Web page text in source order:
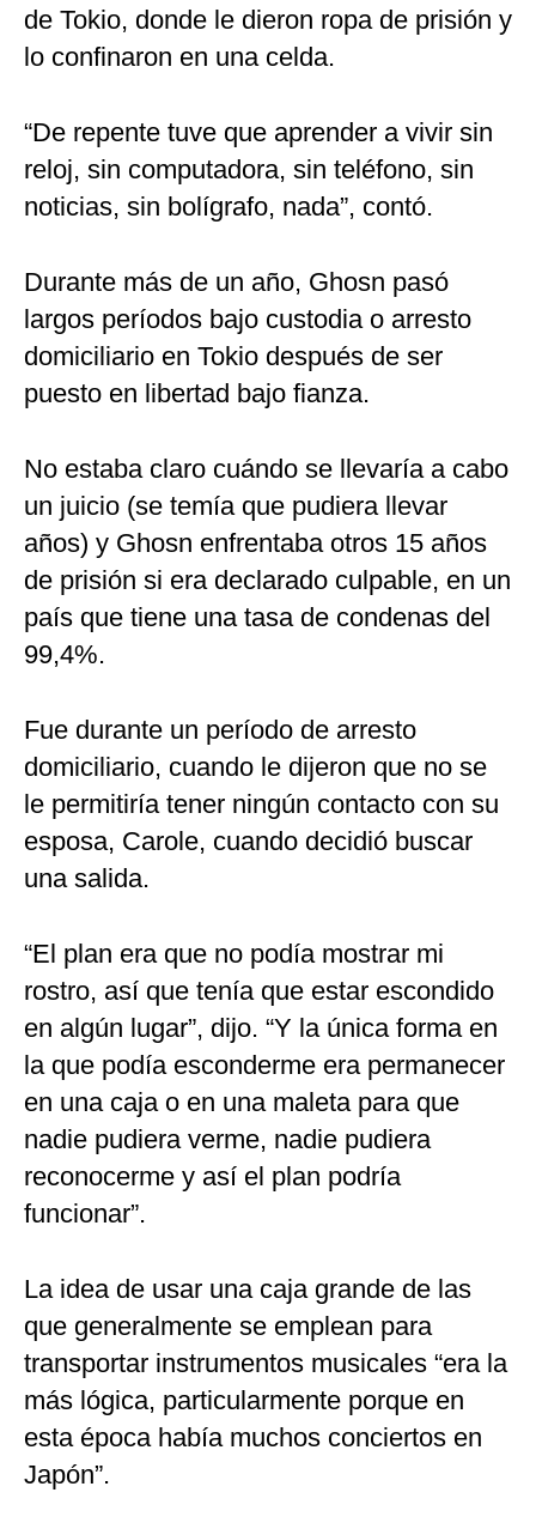
de Tokio, donde le dieron ropa de prisión y
lo confinaron en una celda.
“De repente tuve que aprender a vivir sin
reloj, sin computadora, sin teléfono, sin
noticias, sin bolígrafo, nada”, contó.
Durante más de un año, Ghosn pasó
largos períodos bajo custodia o arresto
domiciliario en Tokio después de ser
puesto en libertad bajo fianza.
No estaba claro cuándo se llevaría a cabo
un juicio (se temía que pudiera llevar
años) y Ghosn enfrentaba otros 15 años
de prisión si era declarado culpable, en un
país que tiene una tasa de condenas del
99,4%.
Fue durante un período de arresto
domiciliario, cuando le dijeron que no se
le permitiría tener ningún contacto con su
esposa, Carole, cuando decidió buscar
una salida.
“El plan era que no podía mostrar mi
rostro, así que tenía que estar escondido
en algún lugar”, dijo. “Y la única forma en
la que podía esconderme era permanecer
en una caja o en una maleta para que
nadie pudiera verme, nadie pudiera
reconocerme y así el plan podría
funcionar”.
La idea de usar una caja grande de las
que generalmente se emplean para
transportar instrumentos musicales “era la
más lógica, particularmente porque en
esta época había muchos conciertos en
Japón”.